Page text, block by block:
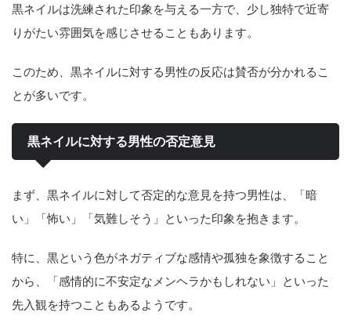
黒ネイルは洗練された印象を与える一方で、少し独特で近寄
りがたい雰囲気を感じさせることもあります。
このため、黒ネイルに対する男性の反応は賛否が分かれるこ
とが多いです。
黒ネイルに対する男性の否定意見
まず、黒ネイルに対して否定的な意見を持つ男性は、「暗
い」「怖い」「気難しそう」といった印象を抱きます。
特に、黒という色がネガティブな感情や孤独を象徴すること
から、「感情的に不安定なメンヘラかもしれない」といった
先入観を持つこともあるようです。